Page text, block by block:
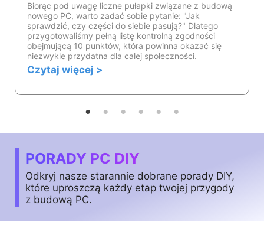
Biorąc pod uwagę liczne pułapki związane z budową
nowego PC, warto zadać sobie pytanie: "Jak
sprawdzić, czy części do siebie pasują?" Dlatego
przygotowaliśmy pełną listę kontrolną zgodności
obejmującą 10 punktów, która powinna okazać się
niezwykle przydatna dla całej społeczności.
Czytaj więcej >
PORADY PC DIY
Odkryj nasze starannie dobrane porady DIY,
które uproszczą każdy etap twojej przygody
z budową PC.